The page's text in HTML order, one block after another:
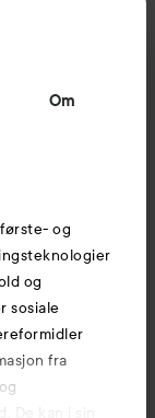
Om
og
og
sosiale
fra
De kan i sin